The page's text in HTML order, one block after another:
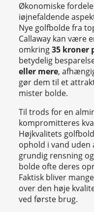
Økonomiske
iøjnefaldende
Nye golfbolde fra
Callaway kan være
omkring35 kroner
betydelig
eller mere,
gør dem til et
mister bolde.
Til trods for en
kompromitteres
Højkvalitets
ophold i vand uden
grundig rensning
bolde ofte deres
Faktisk bliver
over den høje
ved første brug.